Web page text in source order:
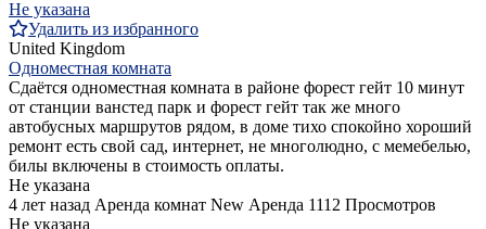
Не указана
Удалить из избранного
United Kingdom
Одноместная комната
Сдаётся одноместная комната в районе форест гейт 10 минут
от станции ванстед парк и форест гейт так же много
автобусных маршрутов рядом, в доме тихо спокойно хороший
ремонт есть свой сад, интернет, не многолюдно, с мемебелью,
билы включены в стоимость оплаты.
Не указана
4 лет назад Аренда комнат New Аренда 1112 Просмотров
Не указана